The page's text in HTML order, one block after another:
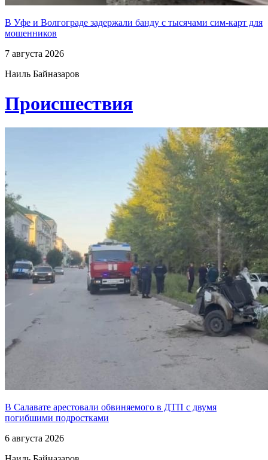
В Уфе и Волгограде задержали банду с тысячами сим-карт для
мошенников
7 августа 2026
Наиль Байназаров
Проиcшествия
В Салавате арестовали обвиняемого в ДТП с двумя
погибшими подростками
6 августа 2026